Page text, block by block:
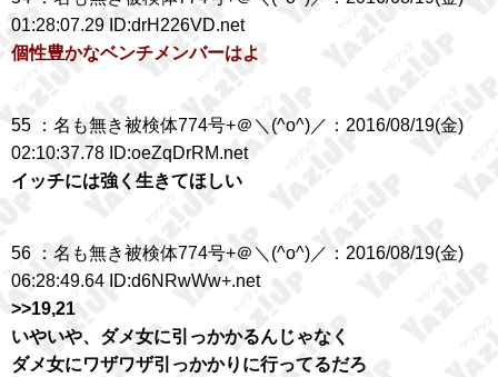
01:28:07.29 ID:drH226VD.net
個性豊かなベンチメンバーはよ
55 ：名も無き被検体774号+＠＼(^o^)／：2016/08/19(金)
02:10:37.78 ID:oeZqDrRM.net
イッチには強く生きてほしい
56 ：名も無き被検体774号+＠＼(^o^)／：2016/08/19(金)
06:28:49.64 ID:d6NRwWw+.net
>>19,21
いやいや、ダメ女に引っかかるんじゃなく
ダメ女にワザワザ引っかかりに行ってるだろ